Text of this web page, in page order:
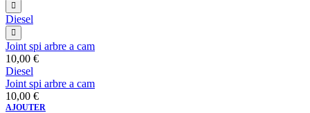
Diesel
Joint spi arbre a cam
10,00 €
Diesel
Joint spi arbre a cam
10,00 €
AJOUTER